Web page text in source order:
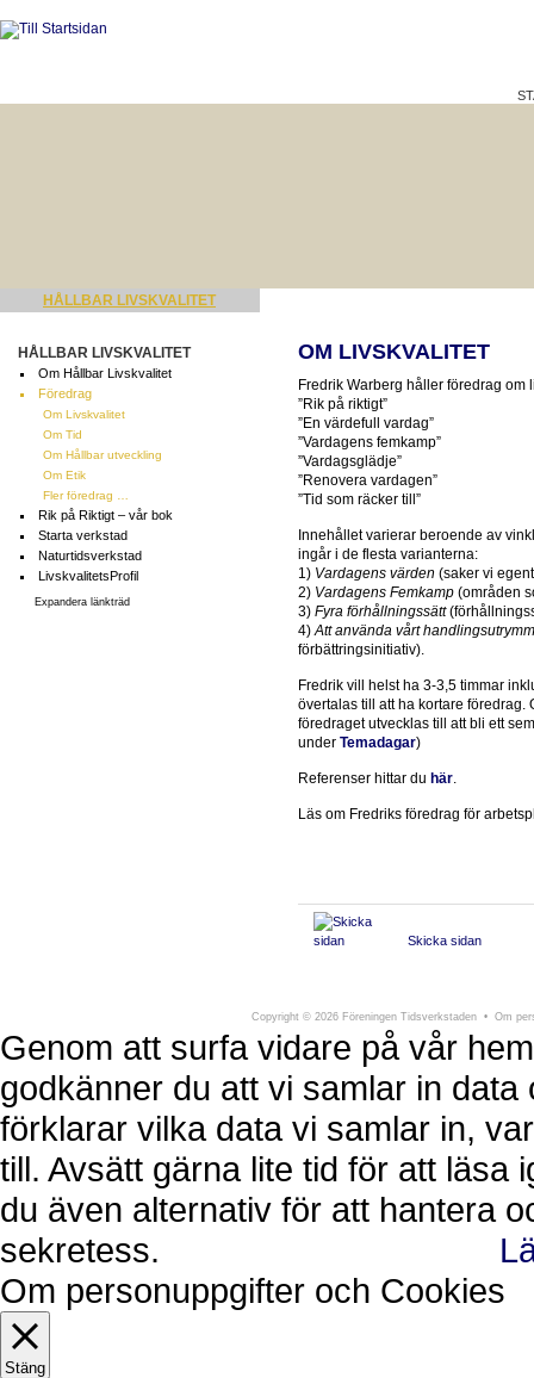
HÅLLBAR LIVSKVALITET
HÅLLBAR LIVSKVALITET
Om Hållbar Livskvalitet
Föredrag
Om Livskvalitet
Om Tid
Om Hållbar utveckling
Om Etik
Fler föredrag …
Rik på Riktigt – vår bok
Starta verkstad
Naturtidsverkstad
LivskvalitetsProfil
Expandera länkträd
OM LIVSKVALITET
Fredrik Warberg håller föredrag
”Rik på riktigt”
”En värdefull vardag”
”Vardagens femkamp”
”Vardagsglädje”
”Renovera vardagen”
”Tid som räcker till”
Innehållet varierar beroende av
ingår i de flesta varianterna:
1) Vardagens värden (saker vi
2) Vardagens Femkamp (områden
3) Fyra förhållningssätt
4)Att använda vårt
förbättringsinitiativ).
Fredrik vill helst ha 3-3,5 timmar
övertalas till att ha kortare föredrag.
föredraget utvecklas till att bli ett
under Temadagar)
Referenser hittar du här.
Läs om Fredriks föredrag för
Skicka sidan
Copyright © 2026 Föreningen Tidsverkstaden • Om
Genom att surfa vidare på vår
godkänner du att vi samlar in
förklarar vilka data vi samlar in,
till. Avsätt gärna lite tid för att läsa
du även alternativ för att hantera
sekretess.
Om personuppgifter och Cookies
Stäng